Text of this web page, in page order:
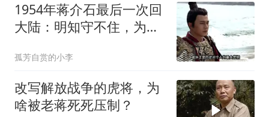
1954年蒋介石最后一次回
大陆：明知守不住，为何
孤芳自赏的小李
改写解放战争的虎将，为
啥被老蒋死死压制？